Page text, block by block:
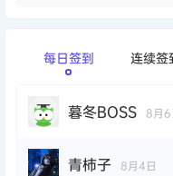
每日签到 连续签
暮冬BOSS 8月6
青柿子 8月4日